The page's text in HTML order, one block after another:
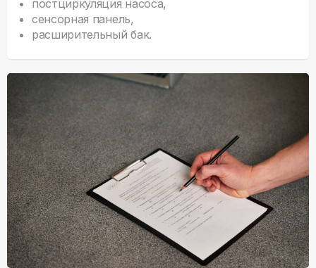
постциркуляция насоса,
сенсорная панель,
расширительный бак.